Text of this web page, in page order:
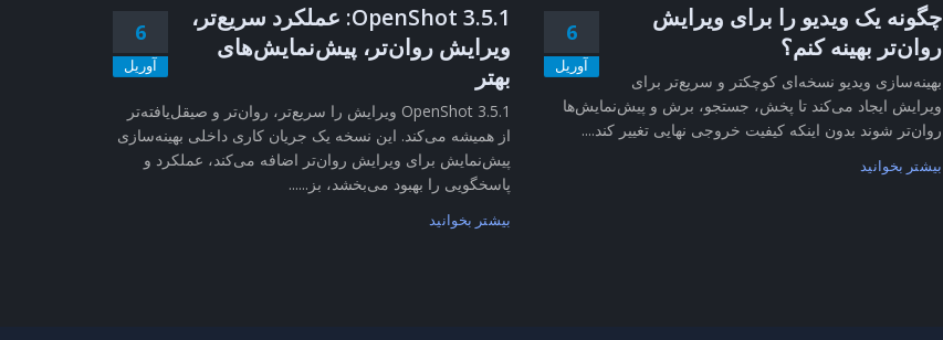
6
آوریل
OpenShot 3.5.1: عملکرد سریع‌تر،
ویرایش روان‌تر، پیش‌نمایش‌های
بهتر
OpenShot 3.5.1 ویرایش را سریع‌تر، روان‌تر و صیقل‌یافته‌تر
از همیشه می‌کند. این نسخه یک جریان کاری داخلی بهینه‌سازی
پیش‌نمایش برای ویرایش روان‌تر اضافه می‌کند، عملکرد و
پاسخگویی را بهبود می‌بخشد، بز......
بیشتر بخوانید
6
آوریل
چگونه یک ویدیو را برای ویرایش
روان‌تر بهینه کنم؟
بهینه‌سازی ویدیو نسخه‌ای کوچکتر و سریع‌تر برای
ویرایش ایجاد می‌کند تا پخش، جستجو، برش و پیش‌نمایش‌ها
روان‌تر شوند بدون اینکه کیفیت خروجی نهایی تغییر کند....
بیشتر بخوانید